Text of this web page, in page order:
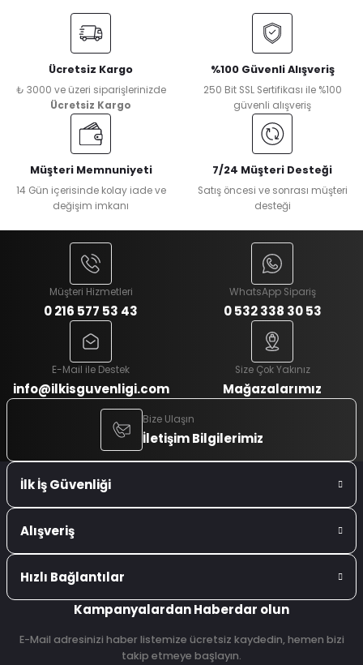
Ücretsiz Kargo
₺ 3000 ve üzeri siparişlerinizde
Ücretsiz Kargo
%100 Güvenli Alışveriş
250 Bit SSL Sertifikası ile %100
güvenli alışveriş
Müşteri Memnuniyeti
14 Gün içerisinde kolay iade ve
değişim imkanı
7/24 Müşteri Desteği
Satış öncesi ve sonrası müşteri
desteği
Müşteri Hizmetleri
0 216 577 53 43
WhatsApp Sipariş
0 532 338 30 53
E-Mail ile Destek
info@ilkisguvenligi.com
Size Çok Yakınız
Mağazalarımız
Bize Ulaşın
İletişim Bilgilerimiz
İlk İş Güvenliği
Alışveriş
Hızlı Bağlantılar
Kampanyalardan Haberdar olun
E-Mail adresinizi haber listemize ücretsiz kaydedin, hemen bizi
takip etmeye başlayın.